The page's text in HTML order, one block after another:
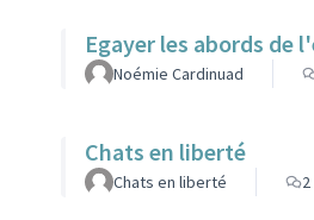
Egayer les abords de
Noémie Cardinuad
Chats en liberté
Chats en liberté 2